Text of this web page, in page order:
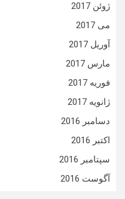
ژوئن 2017
می 2017
آوریل 2017
مارس 2017
فوریه 2017
ژانویه 2017
دسامبر 2016
اکتبر 2016
سپتامبر 2016
آگوست 2016